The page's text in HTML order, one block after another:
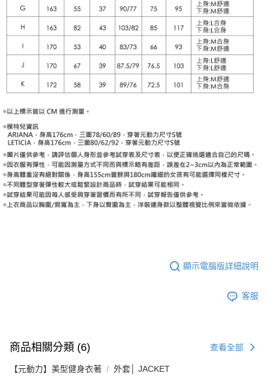
顯示電腦版詳細說明
客服
商品相關分類 (6) 查看全部
【元動力】美型健身衣著 外套│ JACKET